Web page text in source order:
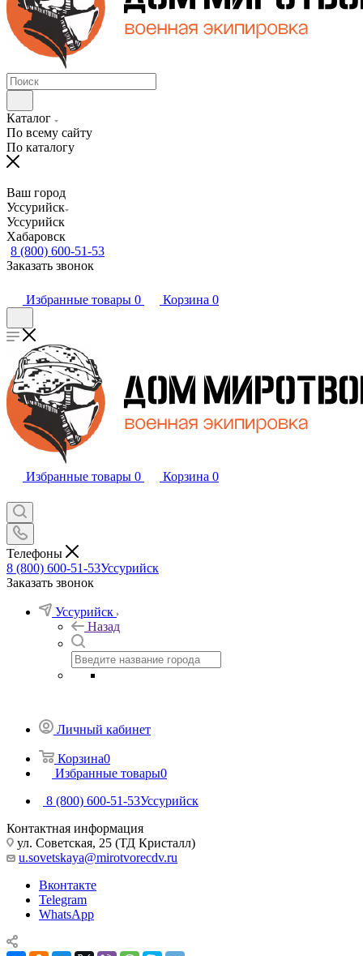
Каталог
По всему сайту
По каталогу
Ваш город
Уссурийск
Уссурийск
Хабаровск
8 (800) 600-51-53
Заказать звонок
Избранные товары 0 Корзина 0
Избранные товары 0 Корзина 0
Телефоны
8 (800) 600-51-53Уссурийск
Заказать звонок
Уссурийск
Назад
Личный кабинет
Корзина0
Избранные товары0
8 (800) 600-51-53Уссурийск
Контактная информация
ул. Советская, 25 (ТД Кристалл)
u.sovetskaya@mirotvorecdv.ru
Вконтакте
Telegram
WhatsApp